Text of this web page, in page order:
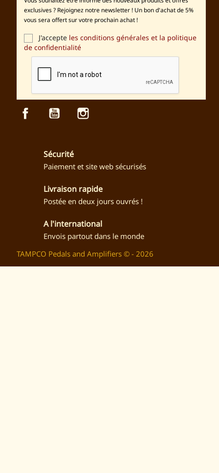
exclusives ? Rejoignez notre newsletter ! Un bon d'achat de 5%
vous sera offert sur votre prochain achat !
J'accepte les conditions générales et la politique
de confidentialité
Facebook YouTube
Sécurité
Paiement et site web sécurisés
Livraison rapide
Postée en deux jours ouvrés !
A l'international
Envois partout dans le monde
TAMPCO Pedals and Amplifiers © - 2026